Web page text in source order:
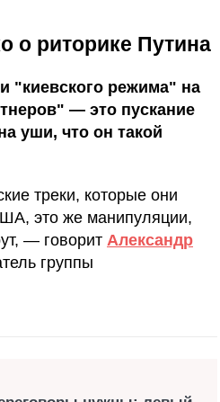
о риторике Путина
"киевского режима" на
— это пускание
уши, что он такой
треки, которые они
это же манипуляции,
— говорит Александр
группы